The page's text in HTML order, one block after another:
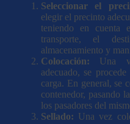
Seleccionar el
elegir el precinto
teniendo en
transporte, el
almacenamiento y
Colocación: Una
adecuado, se
carga. En general, se
contenedor, pasando
los pasadores del
Sellado: Una vez